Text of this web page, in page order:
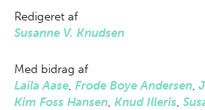
Redigeret af
Susanne V. Knudsen
Med bidrag af
Laila Aase, Frode Boye Andersen,
Kim Foss Hansen, Knud Illeris,